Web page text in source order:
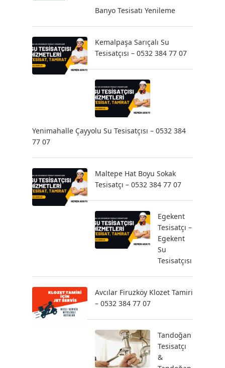
Banyo Tesisatı Yenileme
Kemalpaşa Sarıçalı Su
Tesisatçısı – 0532 384 77 07
Yenimahalle Çayyolu Su Tesisatçısı – 0532 384
77 07
Maltepe Hat Boyu Sokak
Tesisatçı – 0532 384 77 07
Egekent
Tesisatçı –
Egekent
Su
Tesisatçısı
Avcılar Firuzköy Klozet Tamiri
– 0532 384 77 07
Tandoğan
Tesisatçı
&